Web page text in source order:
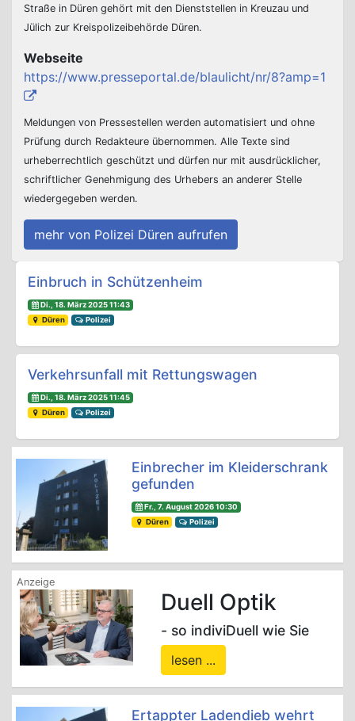
Straße in Düren gehört mit den Dienststellen in Kreuzau und
Jülich zur Kreispolizeibehörde Düren.
Webseite
https://www.presseportal.de/blaulicht/nr/8?amp=1
Meldungen von Pressestellen werden automatisiert und ohne
Prüfung durch Redakteure übernommen. Alle Texte sind
urheberrechtlich geschützt und dürfen nur mit ausdrücklicher,
schriftlicher Genehmigung des Urhebers an anderer Stelle
wiedergegeben werden.
mehr von Polizei Düren aufrufen
Beitrags-Navigation
Einbruch in Schützenheim
Di., 18. März 2025 11:43
Düren
Polizei
Verkehrsunfall mit Rettungswagen
Di., 18. März 2025 11:45
Düren
Polizei
Einbrecher im Kleiderschrank
gefunden
Fr., 7. August 2026 10:30
Düren
Polizei
Duell Optik
- so indiviDuell wie Sie
lesen ...
Ertappter Ladendieb wehrt